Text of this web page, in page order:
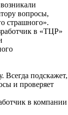
вопросы,
страшного».
в «ТЦР»
Всегда подскажет,
и проверяет
в компании